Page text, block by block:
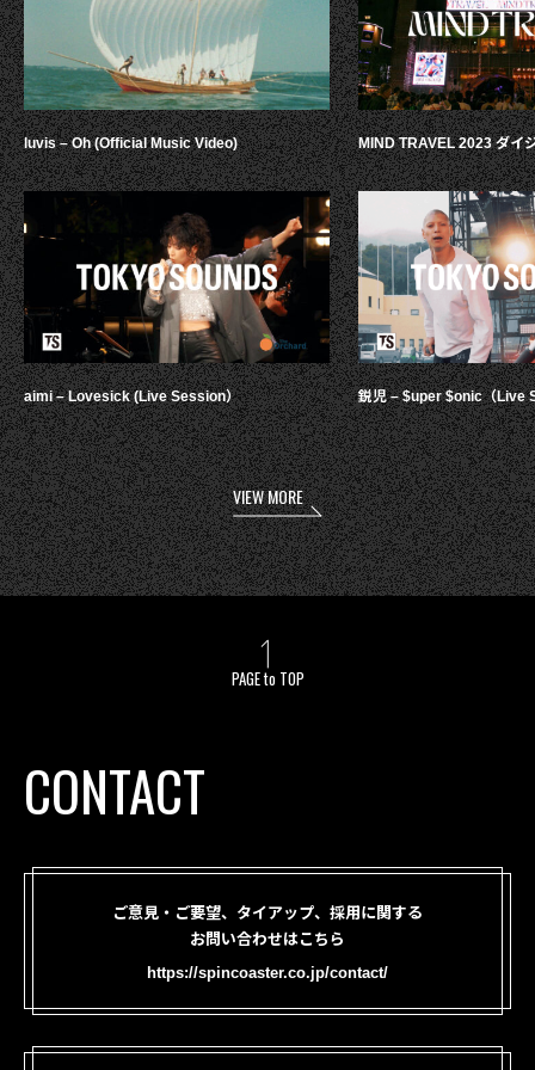
luvis – Oh (Official Music Video)
aimi – Lovesick (Live Session）
MIND TRAVEL 2023 ダイ
鋭児 – $uper $onic（Live
VIEW MORE
PAGE to TOP
CONTACT
ご意見・ご要望、タイアップ、採用に関する
お問い合わせはこちら
https://spincoaster.co.jp/contact/